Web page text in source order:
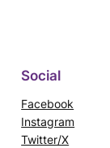
Social
Facebook
Instagram
Twitter/X